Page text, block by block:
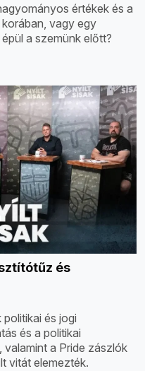
értékek és a
vagy egy
a szemünk előtt?
és
és jogi
és a politikai
a Pride zászlók
vitát elemezték.